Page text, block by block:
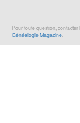
Pour toute question, contacter
Généalogie Magazine.